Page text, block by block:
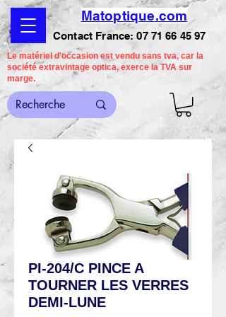
Matoptique.com
Contact France:07 71 66 45 97
Le matériel d'occasion est vendu sans tva, car la
société extravintage optica, exerce la TVA sur
marge.
PI-204/C PINCE A
TOURNER LES VERRES
DEMI-LUNE